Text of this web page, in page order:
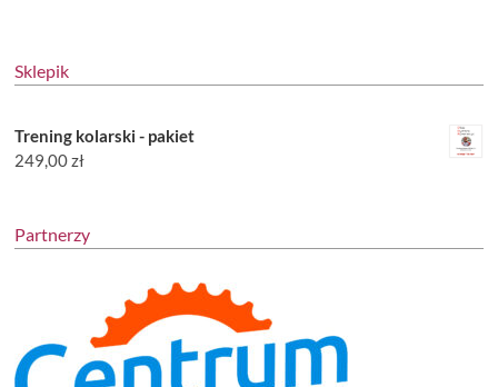
Sklepik
Trening kolarski - pakiet
249,00zł
Partnerzy